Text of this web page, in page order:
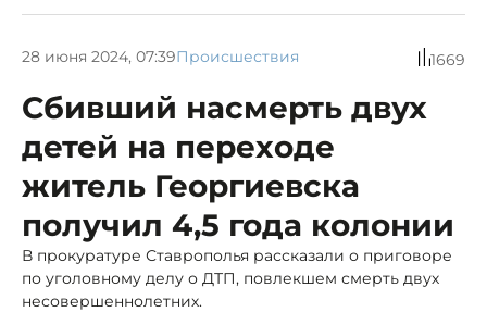
28 июня 2024, 07:39Происшествия 1669
Сбивший насмерть двух
детей на переходе
житель Георгиевска
получил 4,5 года колонии
В прокуратуре Ставрополья рассказали о приговоре
по уголовному делу о ДТП, повлекшем смерть двух
несовершеннолетних.